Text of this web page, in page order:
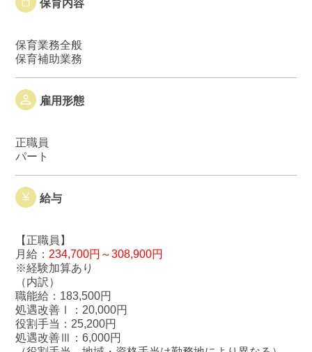
保育内容
保育業務全般
保育補助業務
雇用形態
正職員
パート
給与
【正職員】
月給： 234,700円～308,900円
※経験加算あり
（内訳）
職能給：183,500円
処遇改善Ⅰ：20,000円
役割手当：25,200円
処遇改善Ⅲ：6,000円